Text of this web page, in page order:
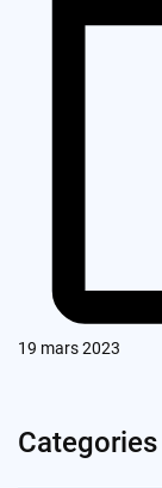
19 mars 2023
Categories